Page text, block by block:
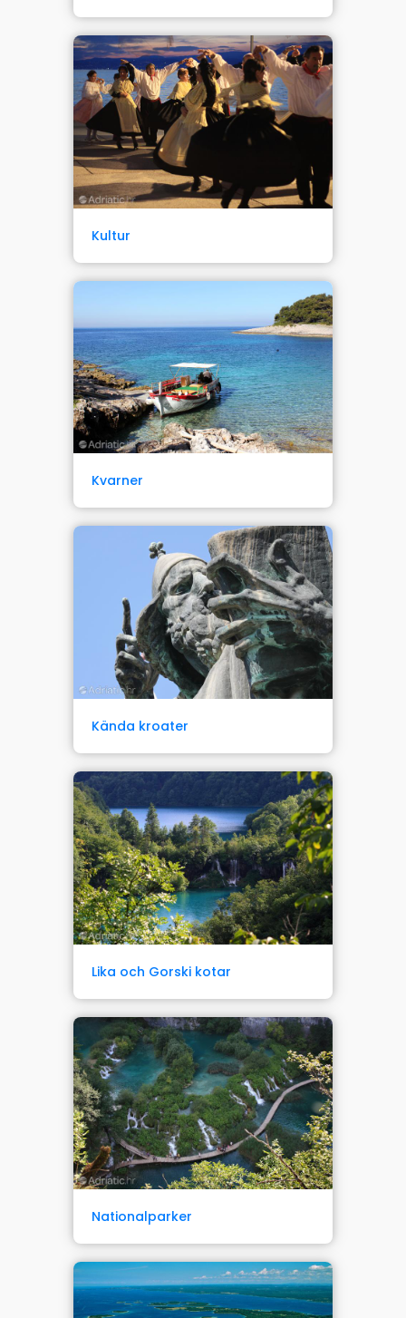
Kultur
Kvarner
Kända kroater
Lika och Gorski kotar
Nationalparker